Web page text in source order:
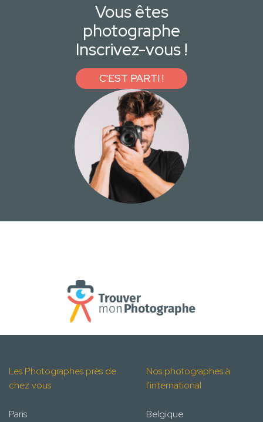
Vous êtes
photographe
Inscrivez-vous !
C'EST PARTI !
Les Photographes près de
chez vous
Paris
Nos photographes à
l'international
Belgique